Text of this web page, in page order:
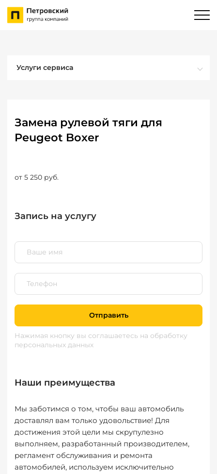
Услуги сервиса
Замена рулевой тяги для
Peugeot Boxer
от 5 250 руб.
Запись на услугу
Отправить
Нажимая кнопку вы соглашаетесь на обработку
персональных данных
Наши преимущества
Мы заботимся о том, чтобы ваш автомобиль
доставлял вам только удовольствие! Для
достижения этой цели мы скрупулезно
выполняем, разработанный производителем,
регламент обслуживания и ремонта
автомобилей, используем исключительно